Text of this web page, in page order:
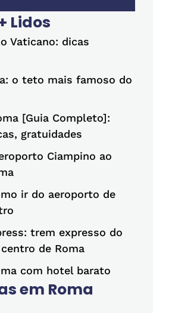
Lidos
Vaticano: dicas
o teto mais famoso do
[Guia Completo]:
gratuidades
Ciampino ao
ir do aeroporto de
trem expresso do
de Roma
com hotel barato
em Roma